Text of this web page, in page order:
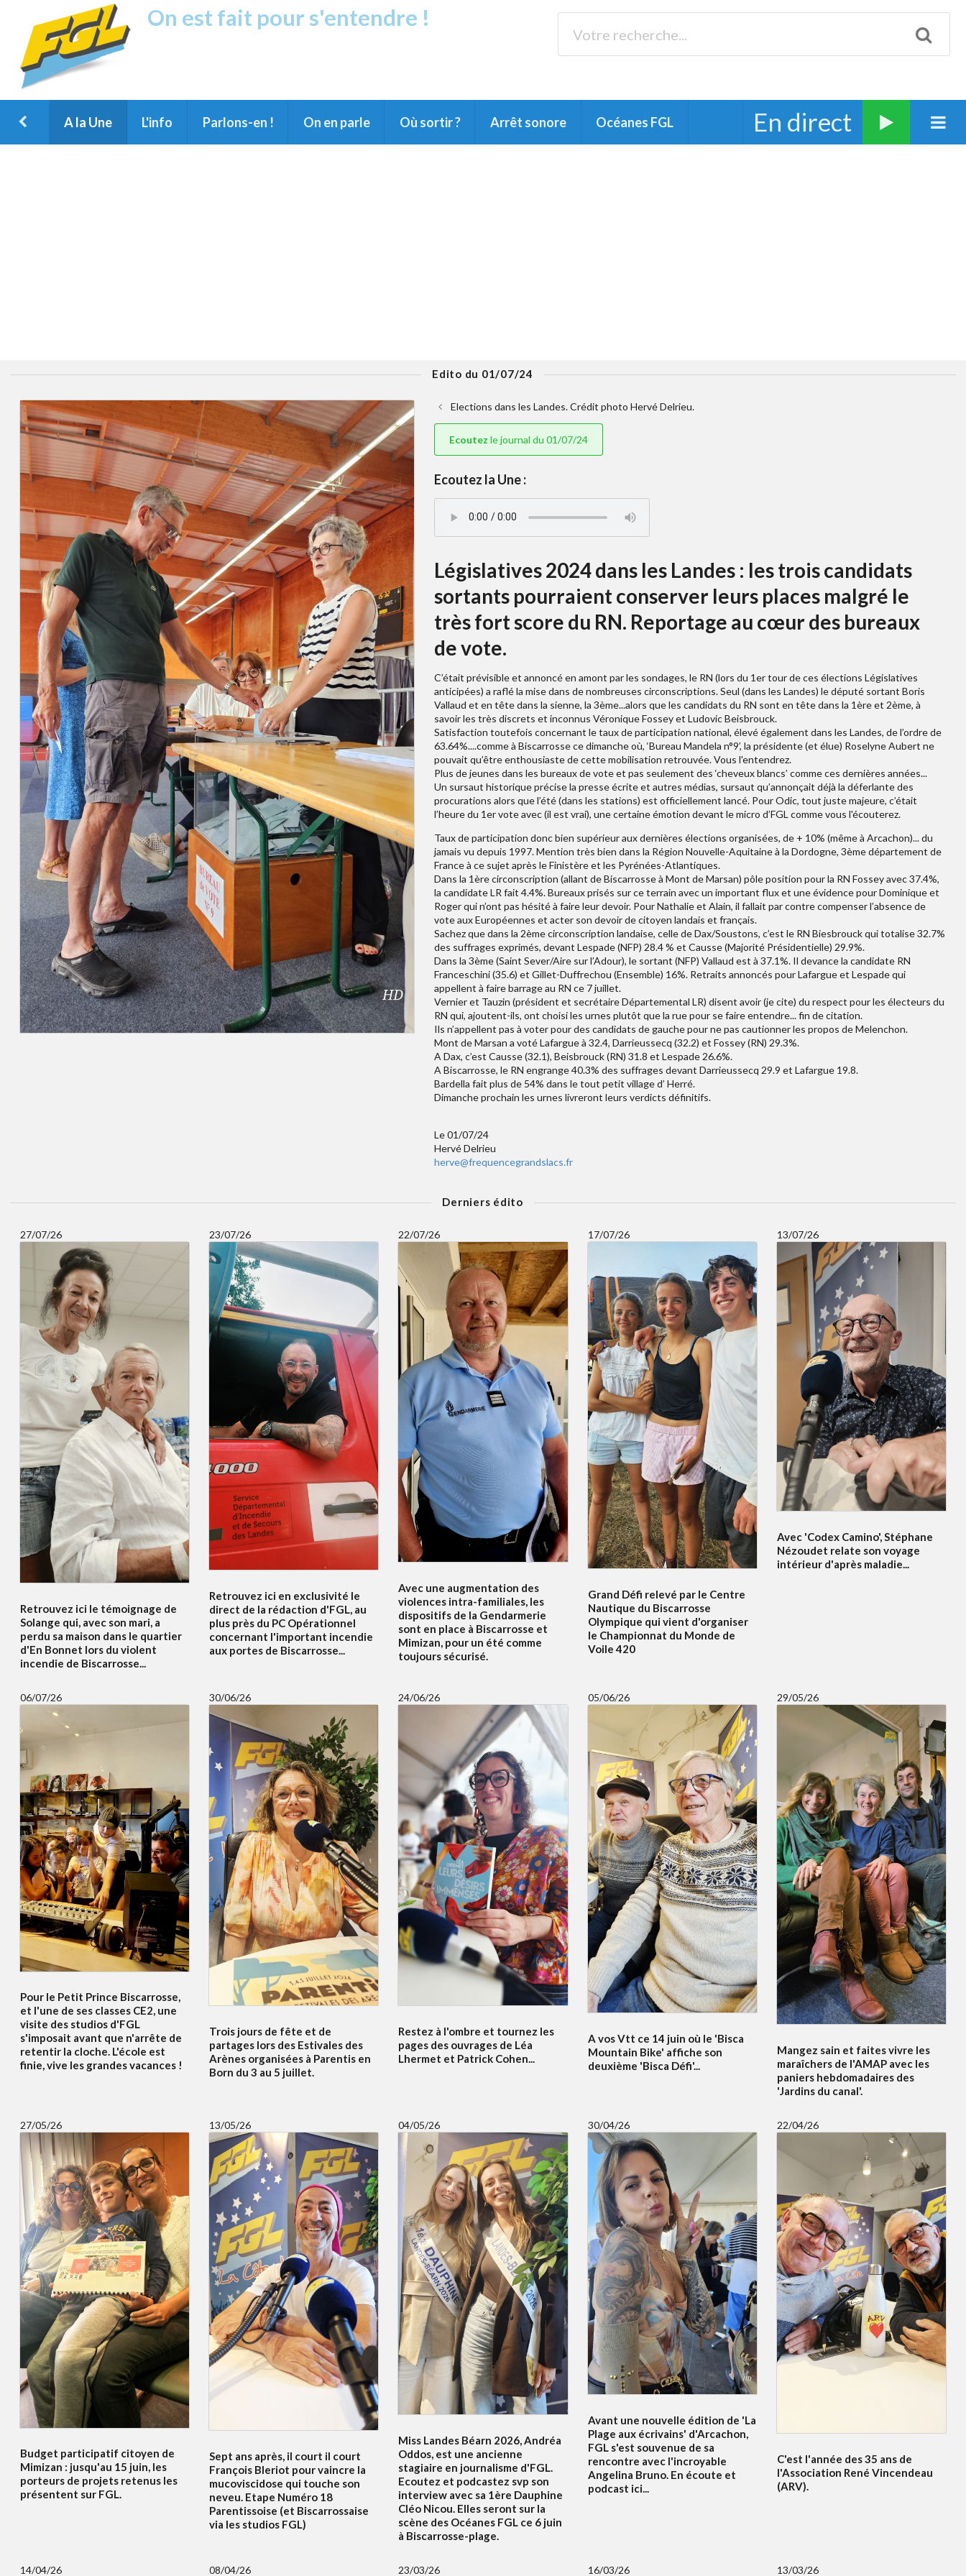
On est fait pour s'entendre !
A la Une L'info Parlons-en ! On en parle Où sortir ? Arrêt sonore Océanes FGL En direct
Edito du 01/07/24
Elections dans les Landes. Crédit photo Hervé Delrieu.
Ecoutez le journal du 01/07/24
Ecoutez la Une :
Législatives 2024 dans les Landes : les trois candidats
sortants pourraient conserver leurs places malgré le
très fort score du RN. Reportage au cœur des bureaux
de vote.
C’était prévisible et annoncé en amont par les sondages, le RN (lors du 1er tour de ces élections Législatives
anticipées) a raflé la mise dans de nombreuses circonscriptions. Seul (dans les Landes) le député sortant Boris
Vallaud et en tête dans la sienne, la 3ème...alors que les candidats du RN sont en tête dans la 1ère et 2ème, à
savoir les très discrets et inconnus Véronique Fossey et Ludovic Beisbrouck.
Satisfaction toutefois concernant le taux de participation national, élevé également dans les Landes, de l’ordre de
63.64%....comme à Biscarrosse ce dimanche où, ‘Bureau Mandela n°9’, la présidente (et élue) Roselyne Aubert ne
pouvait qu’être enthousiaste de cette mobilisation retrouvée. Vous l'entendrez.
Plus de jeunes dans les bureaux de vote et pas seulement des ‘cheveux blancs’ comme ces dernières années...
Un sursaut historique précise la presse écrite et autres médias, sursaut qu’annonçait déjà la déferlante des
procurations alors que l’été (dans les stations) est officiellement lancé. Pour Odic, tout juste majeure, c’était
l’heure du 1er vote avec (il est vrai), une certaine émotion devant le micro d’FGL comme vous l'écouterez.
Taux de participation donc bien supérieur aux dernières élections organisées, de + 10% (même à Arcachon)... du
jamais vu depuis 1997. Mention très bien dans la Région Nouvelle-Aquitaine à la Dordogne, 3ème département de
France à ce sujet après le Finistère et les Pyrénées-Atlantiques.
Dans la 1ère circonscription (allant de Biscarrosse à Mont de Marsan) pôle position pour la RN Fossey avec 37.4%,
la candidate LR fait 4.4%. Bureaux prisés sur ce terrain avec un important flux et une évidence pour Dominique et
Roger qui n’ont pas hésité à faire leur devoir. Pour Nathalie et Alain, il fallait par contre compenser l’absence de
vote aux Européennes et acter son devoir de citoyen landais et français.
Sachez que dans la 2ème circonscription landaise, celle de Dax/Soustons, c’est le RN Biesbrouck qui totalise 32.7%
des suffrages exprimés, devant Lespade (NFP) 28.4 % et Causse (Majorité Présidentielle) 29.9%.
Dans la 3ème (Saint Sever/Aire sur l’Adour), le sortant (NFP) Vallaud est à 37.1%. Il devance la candidate RN
Franceschini (35.6) et Gillet-Duffrechou (Ensemble) 16%. Retraits annoncés pour Lafargue et Lespade qui
appellent à faire barrage au RN ce 7 juillet.
Vernier et Tauzin (président et secrétaire Départemental LR) disent avoir (je cite) du respect pour les électeurs du
RN qui, ajoutent-ils, ont choisi les urnes plutôt que la rue pour se faire entendre... fin de citation.
Ils n’appellent pas à voter pour des candidats de gauche pour ne pas cautionner les propos de Melenchon.
Mont de Marsan a voté Lafargue à 32.4, Darrieussecq (32.2) et Fossey (RN) 29.3%.
A Dax, c’est Causse (32.1), Beisbrouck (RN) 31.8 et Lespade 26.6%.
A Biscarrosse, le RN engrange 40.3% des suffrages devant Darrieussecq 29.9 et Lafargue 19.8.
Bardella fait plus de 54% dans le tout petit village d’ Herré.
Dimanche prochain les urnes livreront leurs verdicts définitifs.
Le 01/07/24
Hervé Delrieu
herve@frequencegrandslacs.fr
Derniers édito
27/07/26
Retrouvez ici le témoignage de
Solange qui, avec son mari, a
perdu sa maison dans le quartier
d'En Bonnet lors du violent
incendie de Biscarrosse...
23/07/26
Retrouvez ici en exclusivité le
direct de la rédaction d'FGL, au
plus près du PC Opérationnel
concernant l'important incendie
aux portes de Biscarrosse...
22/07/26
Avec une augmentation des
violences intra-familiales, les
dispositifs de la Gendarmerie
sont en place à Biscarrosse et
Mimizan, pour un été comme
toujours sécurisé.
17/07/26
Grand Défi relevé par le Centre
Nautique du Biscarrosse
Olympique qui vient d'organiser
le Championnat du Monde de
Voile 420
13/07/26
Avec 'Codex Camino', Stéphane
Nézoudet relate son voyage
intérieur d'après maladie...
06/07/26
Pour le Petit Prince Biscarrosse,
et l'une de ses classes CE2, une
visite des studios d'FGL
s'imposait avant que n'arrête de
retentir la cloche. L'école est
finie, vive les grandes vacances !
30/06/26
Trois jours de fête et de
partages lors des Estivales des
Arènes organisées à Parentis en
Born du 3 au 5 juillet.
24/06/26
Restez à l'ombre et tournez les
pages des ouvrages de Léa
Lhermet et Patrick Cohen...
05/06/26
A vos Vtt ce 14 juin où le 'Bisca
Mountain Bike' affiche son
deuxième 'Bisca Défi'...
29/05/26
Mangez sain et faites vivre les
maraîchers de l'AMAP avec les
paniers hebdomadaires des
'Jardins du canal'.
27/05/26
Budget participatif citoyen de
Mimizan : jusqu'au 15 juin, les
porteurs de projets retenus les
présentent sur FGL.
13/05/26
Sept ans après, il court il court
François Bleriot pour vaincre la
mucoviscidose qui touche son
neveu. Etape Numéro 18
Parentissoise (et Biscarrossaise
via les studios FGL)
04/05/26
Miss Landes Béarn 2026, Andréa
Oddos, est une ancienne
stagiaire en journalisme d'FGL.
Ecoutez et podcastez svp son
interview avec sa 1ère Dauphine
Cléo Nicou. Elles seront sur la
scène des Océanes FGL ce 6 juin
à Biscarrosse-plage.
30/04/26
Avant une nouvelle édition de 'La
Plage aux écrivains' d'Arcachon,
FGL s'est souvenue de sa
rencontre avec l'incroyable
Angelina Bruno. En écoute et
podcast ici...
22/04/26
C'est l'année des 35 ans de
l'Association René Vincendeau
(ARV).
14/04/26 08/04/26 23/03/26 16/03/26 13/03/26